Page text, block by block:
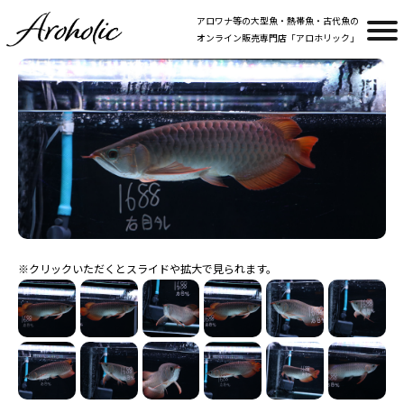
アロワナ等の大型魚・熱帯魚・古代魚の
オンライン販売専門店「アロホリック」